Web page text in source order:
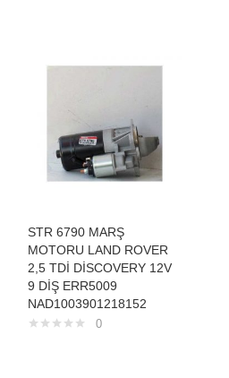
STR 6790 MARŞ
MOTORU LAND ROVER
2,5 TDİ DİSCOVERY 12V
9 DİŞ ERR5009
NAD1003901218152
0